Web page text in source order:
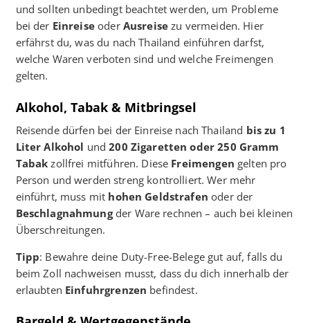
und sollten unbedingt beachtet werden, um Probleme
bei der Einreiseoder Ausreise zu vermeiden. Hier
erfährst du, was du nach Thailand einführen darfst,
welche Waren verboten sind und welche Freimengen
gelten.
Alkohol, Tabak & Mitbringsel
Reisende dürfen bei der Einreise nach Thailand bis zu 1
Liter Alkohol und200 Zigaretten oder 250 Gramm
Tabak zollfrei mitführen. Diese Freimengen gelten pro
Person und werden streng kontrolliert. Wer mehr
einführt, muss mit hohen Geldstrafen oder der
Beschlagnahmungder Ware rechnen – auch bei kleinen
Überschreitungen.
Tipp: Bewahre deine Duty-Free-Belege gut auf, falls du
beim Zoll nachweisen musst, dass du dich innerhalb der
erlaubten Einfuhrgrenzen befindest.